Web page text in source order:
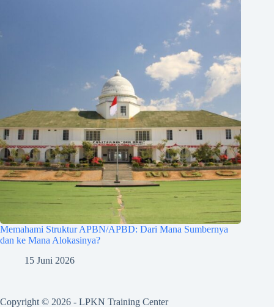
Memahami Struktur APBN/APBD: Dari Mana Sumbernya
dan ke Mana Alokasinya?
15 Juni 2026
Copyright © 2026 - LPKN Training Center